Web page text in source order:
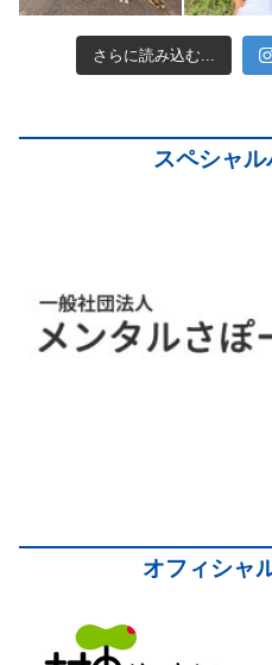
さらに読み込む...
スペシャ
オフィシャ